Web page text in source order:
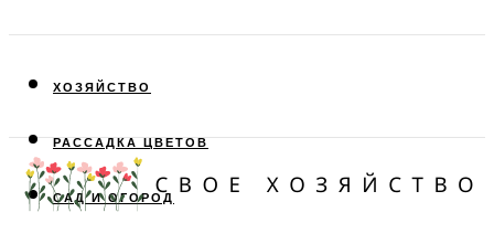
ХОЗЯЙСТВО
РАССАДКА ЦВЕТОВ
САД И ОГОРОД